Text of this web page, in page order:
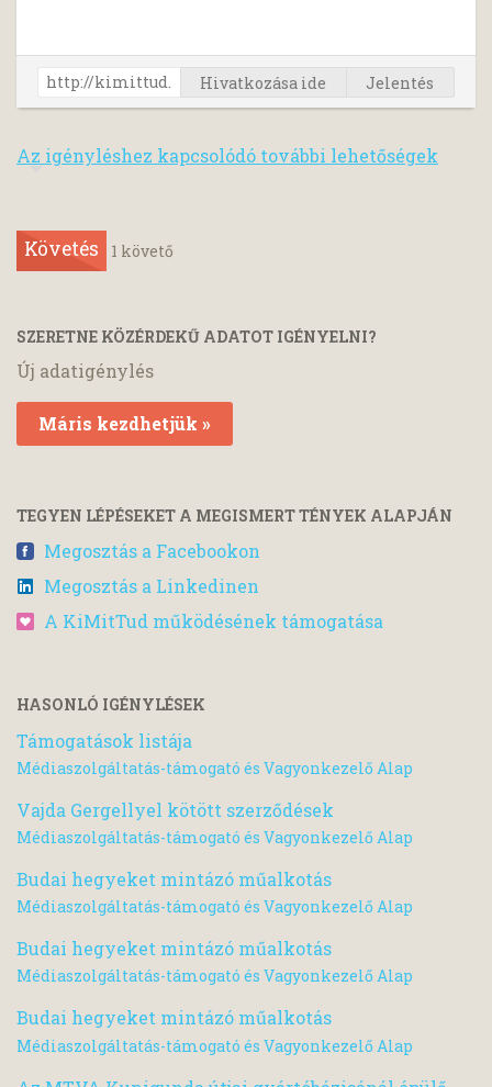
Hivatkozása ide Jelentés
Az igényléshez kapcsolódó további lehetőségek
Követés 1 követő
SZERETNE KÖZÉRDEKŰ ADATOT IGÉNYELNI?
Új adatigénylés
Máris kezdhetjük »
TEGYEN LÉPÉSEKET A MEGISMERT TÉNYEK ALAPJÁN
Megosztás a Facebookon
Megosztás a Linkedinen
A KiMitTud működésének támogatása
HASONLÓ IGÉNYLÉSEK
Támogatások listája
Médiaszolgáltatás-támogató és Vagyonkezelő Alap
Vajda Gergellyel kötött szerződések
Médiaszolgáltatás-támogató és Vagyonkezelő Alap
Budai hegyeket mintázó műalkotás
Médiaszolgáltatás-támogató és Vagyonkezelő Alap
Budai hegyeket mintázó műalkotás
Médiaszolgáltatás-támogató és Vagyonkezelő Alap
Budai hegyeket mintázó műalkotás
Médiaszolgáltatás-támogató és Vagyonkezelő Alap